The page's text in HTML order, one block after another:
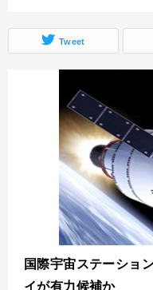
Tweet
国際宇宙ステーショ
イが有力候補か